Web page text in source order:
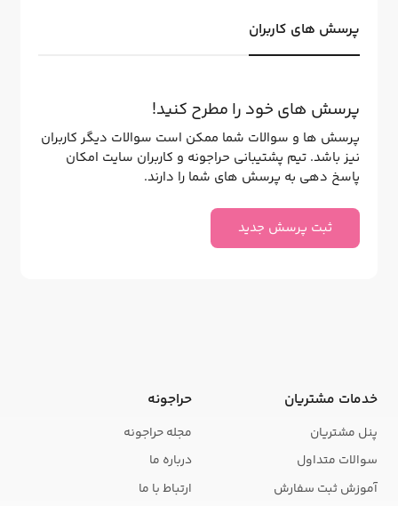
پرسش های کاربران
پرسش های خود را مطرح کنید!
پرسش ها و سوالات شما ممکن است سوالات دیگر کاربران
نیز باشد. تیم پشتیبانی حراجونه و کاربران سایت امکان
پاسخ دهی به پرسش های شما را دارند.
ثبت پرسش جدید
خدمات مشتریان
پنل مشتریان
سوالات متداول
آموزش ثبت سفارش
حراجونه
مجله حراجونه
درباره ما
ارتباط با ما